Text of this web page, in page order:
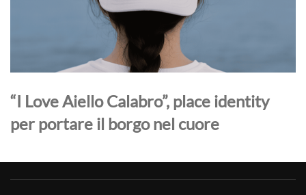
“I Love Aiello Calabro”, place identity
per portare il borgo nel cuore